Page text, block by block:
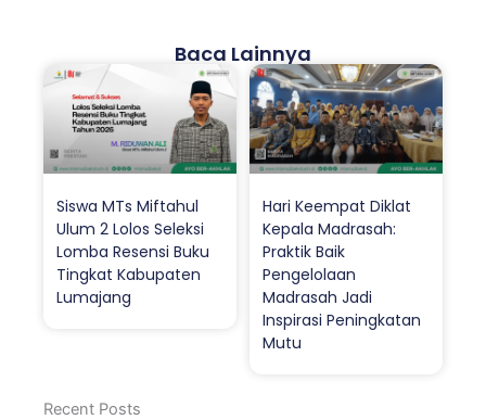
Baca Lainnya
Siswa MTs Miftahul
Ulum 2 Lolos Seleksi
Lomba Resensi Buku
Tingkat Kabupaten
Lumajang
Hari Keempat Diklat
Kepala Madrasah:
Praktik Baik
Pengelolaan
Madrasah Jadi
Inspirasi Peningkatan
Mutu
Recent Posts